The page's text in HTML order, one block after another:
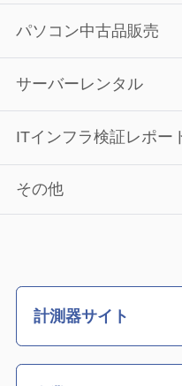
パソコン中古品販売
サーバーレンタル
ITインフラ検証レポー
その他
計測器サイト